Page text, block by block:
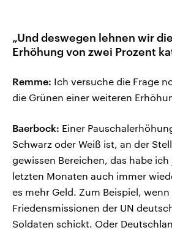
„Und deswegen lehnen wir
Erhöhung von zwei Prozent
Remme: Ich versuche die Frage
die Grünen einer weiteren
Baerbock: Einer
Schwarz oder Weiß ist, an der
gewissen Bereichen, das habe
letzten Monaten auch immer
es mehr Geld. Zum Beispiel,
Friedensmissionen der UN
Soldaten schickt. Oder